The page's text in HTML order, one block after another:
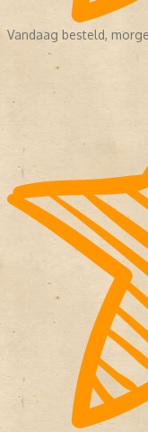
Vandaag besteld,